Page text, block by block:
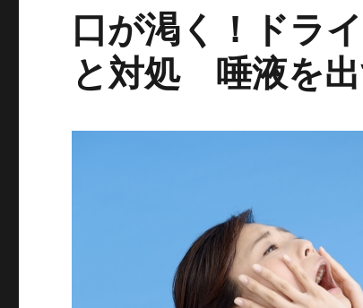
口が渇く！ドラ
と対処 唾液を